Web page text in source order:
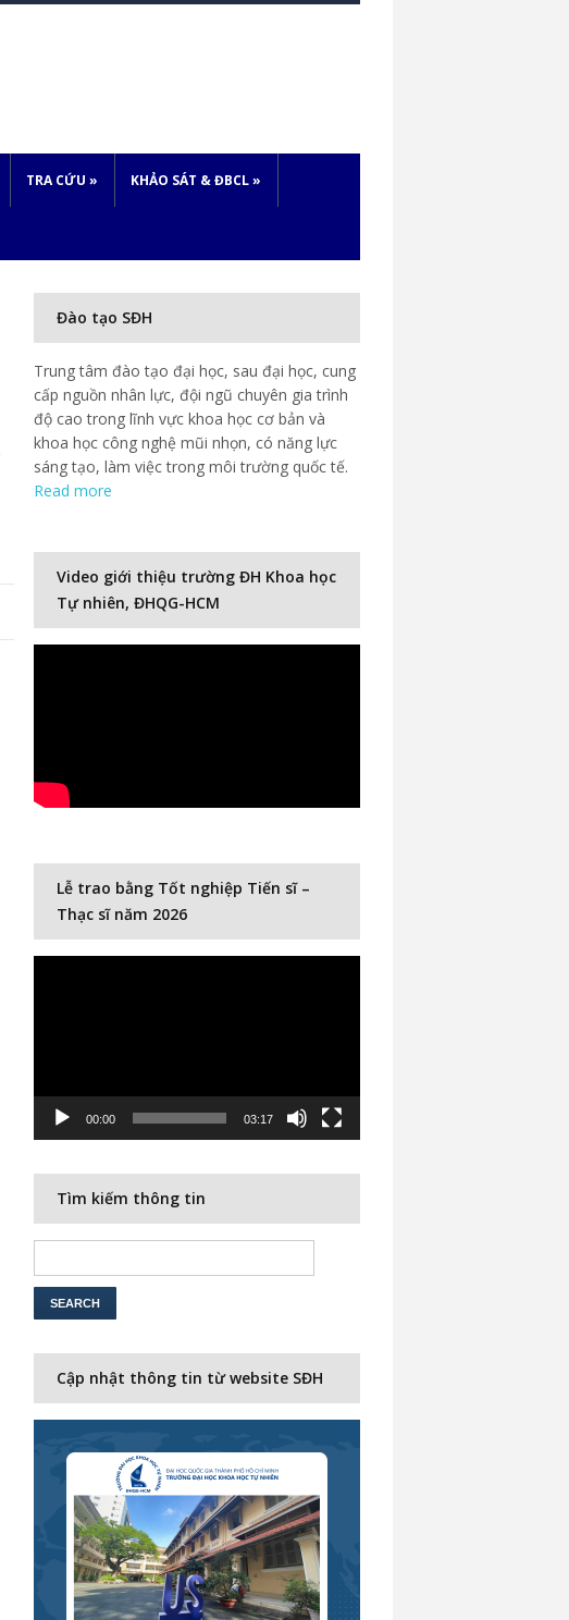
TRA CỨU » KHẢO SÁT & ĐBCL»
Đào tạo SĐH
Trung tâm đào tạo đại học, sau đại học, cung
cấp nguồn nhân lực, đội ngũ chuyên gia trình
độ cao trong lĩnh vực khoa học cơ bản và
khoa học công nghệ mũi nhọn, có năng lực
sáng tạo, làm việc trong môi trường quốc tế.
Read more
Video giới thiệu trường ĐH Khoa học
Tự nhiên, ĐHQG-HCM
Lễ trao bằng Tốt nghiệp Tiến sĩ –
Thạc sĩ năm 2026
00:00 03:17
Tìm kiếm thông tin
Cập nhật thông tin từ website SĐH